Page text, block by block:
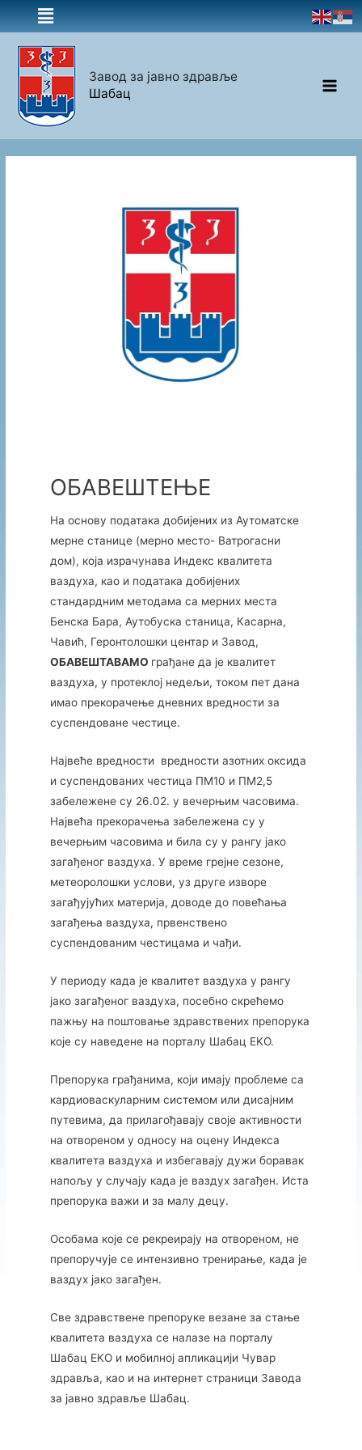
Завод за јавно здравље
Шабац
ОБАВЕШТЕЊЕ
На основу података добијених из Аутоматске
мерне станице (мерно место- Ватрогасни
дом), која израчунава Индекс квалитета
ваздуха, као и података добијених
стандардним методама са мерних места
Бенска Бара, Аутобуска станица, Касарна,
Чавић, Геронтолошки центар и Завод,
ОБАВЕШТАВАМО грађане да је квалитет
ваздуха, у протеклој недељи, током пет дана
имао прекорачење дневних вредности за
суспендоване честице.
Највеће вредности вредности азотних оксида
и суспендованих честица ПM10 и ПМ2,5
забележене су 26.02. у вечерњим часовима.
Највећа прекорачења забележена су у
вечерњим часовима и била су у рангу јако
загађеног ваздуха. У време грејне сезоне,
метеоролошки услови, уз друге изворе
загађујућих материја, доводе до повећања
загађења ваздуха, првенствено
суспендованим честицама и чађи.
У периоду када је квалитет ваздуха у рангу
јако загађеног ваздуха, посебно скрећемо
пажњу на поштовање здравствених препорука
које су наведене на порталу Шабац EKО.
Препорука грађанима, који имају проблеме са
кардиоваскуларним системом или дисајним
путевима, да прилагођавају своје активности
на отвореном у односу на оцену Индекса
квалитета ваздуха и избегавају дужи боравак
напољу у случају када је ваздух загађен. Иста
препорука важи и за малу децу.
Особама које се рекреирају на отвореном, не
препоручује се интензивно тренирање, када је
ваздух јако загађен.
Све здравствене препоруке везане за стање
квалитета ваздуха се налазе на порталу
Шабац EKО и мобилној апликацији Чувар
здравља, као и на интернет страници Завода
за јавно здравље Шабац.